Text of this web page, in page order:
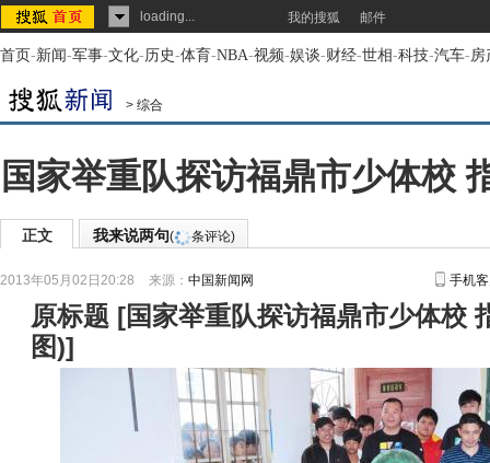
loading... 我的搜狐 邮件
首页-新闻-军事-文化-历史-体育-NBA-视频-娱谈-财经-世相-科技-汽车-房
> 综合
国家举重队探访福鼎市少体校
正文 我来说两句( 条评论)
2013年05月02日20:28 来源： 中国新闻网 手机
原标题 [国家举重队探访福鼎市少体校
图)]